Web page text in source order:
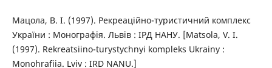
Мацола, В. І. (1997). Рекреаційно-туристичний комплекс
України : Монографія. Львів : ІРД НАНУ. [Matsola, V. I.
(1997). Rekreatsiino-turystychnyi kompleks Ukrainy :
Monohrafiia. Lviv : IRD NANU.]